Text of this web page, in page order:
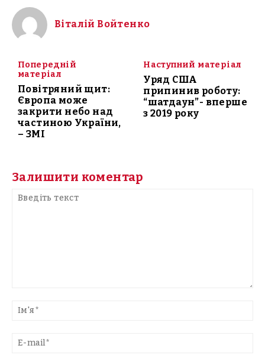
Віталій Войтенко
Попередній
матеріал
Повітряний щит:
Європа може
закрити небо над
частиною України,
– ЗМІ
Наступний матеріал
Уряд США
припинив роботу:
“шатдаун”- вперше
з 2019 року
Залишити коментар
текст